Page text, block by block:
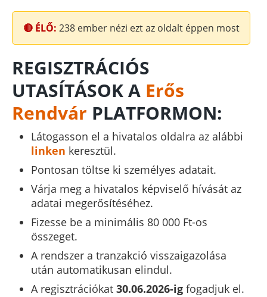
🔴 ÉLŐ: 238ember nézi ezt az oldalt éppen most
REGISZTRÁCIÓS
UTASÍTÁSOK A Erős
Rendvár PLATFORMON:
Látogasson el a hivatalos oldalra az alábbi
linken keresztül.
Pontosan töltse ki személyes adatait.
Várja meg a hivatalos képviselő hívását az
adatai megerősítéséhez.
Fizesse be a minimális 80 000 Ft-os
összeget.
A rendszer a tranzakció visszaigazolása
után automatikusan elindul.
A regisztrációkat30.06.2026-igfogadjuk el.